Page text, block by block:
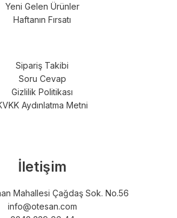
Yeni Gelen Ürünler
Haftanın Fırsatı
Sipariş Takibi
Soru Cevap
Gizlilik Politikası
Aydınlatma Metni
İletişim
Mahallesi Çağdaş Sok. No.56
info@otesan.com